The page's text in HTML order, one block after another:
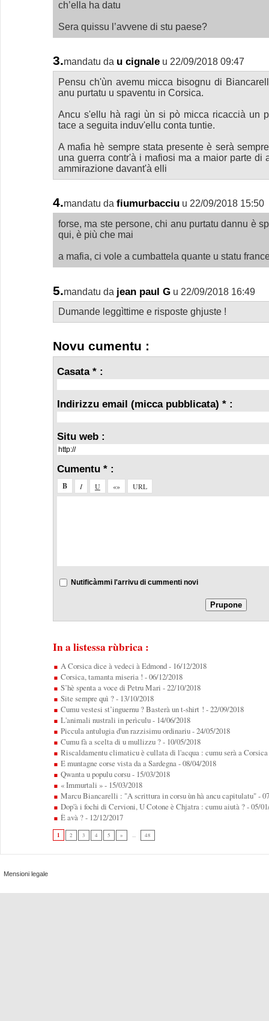
ch’ella ha datu
Sera quissu l’avvene di stu paese?
3.mandatu da u cignale u 22/09/2018 09:47
Pensu ch'ùn avemu micca bisognu di
anu purtatu u spaventu in Corsica.
Ancu s'ellu hà ragi ùn si pò micca ricaccià un
tace a seguita induv'ellu conta tuntie.
A mafia hè sempre stata presente è serà
una guerra contr'à i mafiosi ma a maior parte di
ammirazione davant'à elli
4.mandatu da fiumurbacciu u 22/09/2018 15:50
forse, ma ste persone, chi anu purtatu dannu è
qui, è più che mai
a mafia, ci vole a cumbattela quante u statu
5.mandatu da jean paul G u 22/09/2018 16:49
Dumande leggìttime e risposte ghjuste !
Novu cumentu :
Casata * :
Indirizzu email (micca pubblicata) * :
Situ web :
Cumentu * :
Nutificàmmi l'arrivu di cummenti novi
In a listessa rùbrica :
A Corsica dice à vedeci à Edmond- 16/12/2018
Corsica, tamanta miseria ! - 06/12/2018
S’hè spenta a voce di Petru Mari - 22/10/2018
Site sempre quì ?- 13/10/2018
Cumu vestesi st’inguernu ? Basterà un t-shirt ! - 22/09/2018
L'animali nustrali in perìculu- 14/06/2018
Piccula antulugia d'un razzisimu ordinariu- 24/05/2018
Cumu fà a scelta di u mullizzu ?- 10/05/2018
Riscaldamentu climaticu è cullata di l'acqua : cumu serà a Corsica
E muntagne corse vista da a Sardegna- 08/04/2018
Qwanta u populu corsu- 15/03/2018
« Immurtali »- 15/03/2018
Marcu Biancarelli : "A scrittura in corsu ùn hà ancu capitulatu"-
Dop'à i fochi di Cervioni, U Cotone è Chjatra : cumu aiutà ?- 05/
È avà ?- 12/12/2017
1 2 3 4 5 » ... 48
Mensioni legale